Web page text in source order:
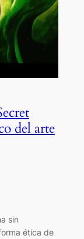
del arte
sin
ética de